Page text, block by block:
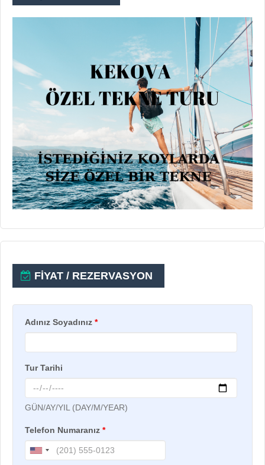
FİYAT / REZERVASYON
Adınız Soyadınız *
Tur Tarihi
GÜN/AY/YIL (DAY/M/YEAR)
Telefon Numaranız *